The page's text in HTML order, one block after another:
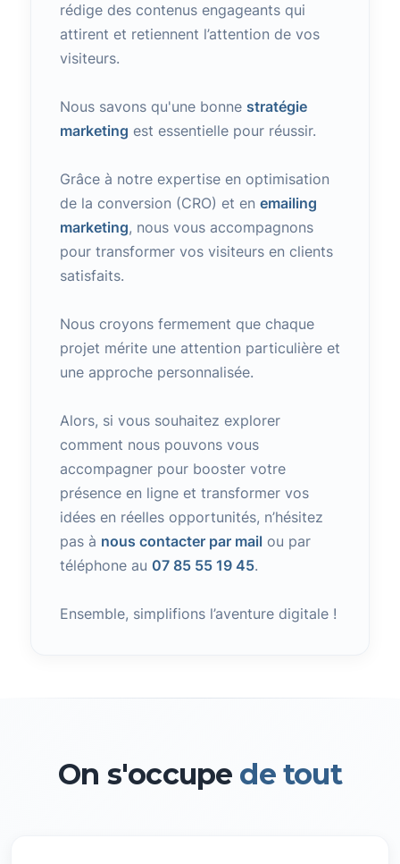
rédige des contenus engageants qui
attirent et retiennent l’attention de vos
visiteurs.
Nous savons qu'une bonne stratégie
marketing est essentielle pour réussir.
Grâce à notre expertise en optimisation
de la conversion (CRO) et en emailing
marketing, nous vous accompagnons
pour transformer vos visiteurs en clients
satisfaits.
Nous croyons fermement que chaque
projet mérite une attention particulière et
une approche personnalisée.
Alors, si vous souhaitez explorer
comment nous pouvons vous
accompagner pour booster votre
présence en ligne et transformer vos
idées en réelles opportunités, n’hésitez
pas à nous contacter par mail ou par
téléphone au 07 85 55 19 45.
Ensemble, simplifions l’aventure digitale !
On s'occupe de tout